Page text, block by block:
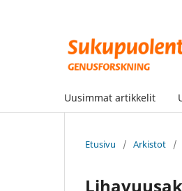
Uusimmat artikkelit
Etusivu / Arkistot /